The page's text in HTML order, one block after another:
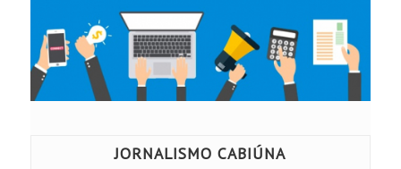
JORNALISMO CABIÚNA